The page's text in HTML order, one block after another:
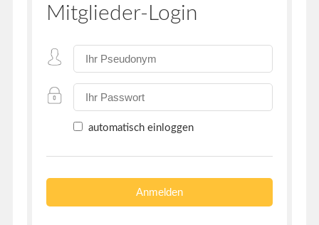
Mitglieder-Login
automatisch einloggen